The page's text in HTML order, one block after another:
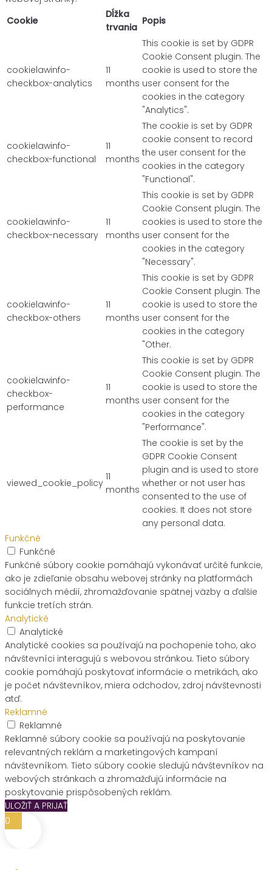
Cookie
Dĺžka
trvania
Popis
cookielawinfo-
checkbox-analytics
11
months
This cookie is set by GDPR
Cookie Consent plugin. The
cookie is used to store the
user consent for the
cookies in the category
"Analytics".
cookielawinfo-
checkbox-functional
11
months
The cookie is set by GDPR
cookie consent to record
the user consent for the
cookies in the category
"Functional".
cookielawinfo-
checkbox-necessary
11
months
This cookie is set by GDPR
Cookie Consent plugin. The
cookies is used to store the
user consent for the
cookies in the category
"Necessary".
cookielawinfo-
checkbox-others
11
months
This cookie is set by GDPR
Cookie Consent plugin. The
cookie is used to store the
user consent for the
cookies in the category
"Other.
cookielawinfo-
checkbox-
performance
11
months
This cookie is set by GDPR
Cookie Consent plugin. The
cookie is used to store the
user consent for the
cookies in the category
"Performance".
viewed_cookie_policy
11
months
The cookie is set by the
GDPR Cookie Consent
plugin and is used to store
whether or not user has
consented to the use of
cookies. It does not store
any personal data.
Funkčné
Funkčné
Funkčné súbory cookie pomáhajú vykonávať určité funkcie,
ako je zdieľanie obsahu webovej stránky na platformách
sociálnych médií, zhromažďovanie spätnej väzby a ďalšie
funkcie tretích strán.
Analytické
Analytické
Analytické cookies sa používajú na pochopenie toho, ako
návštevníci interagujú s webovou stránkou. Tieto súbory
cookie pomáhajú poskytovať informácie o metrikách, ako
je počet návštevníkov, miera odchodov, zdroj návštevnosti
atď.
Reklamné
Reklamné
Reklamné súbory cookie sa používajú na poskytovanie
relevantných reklám a marketingových kampaní
návštevníkom. Tieto súbory cookie sledujú návštevníkov na
webových stránkach a zhromažďujú informácie na
poskytovanie prispôsobených reklám.
ULOŽIŤ A PRIJAŤ
0